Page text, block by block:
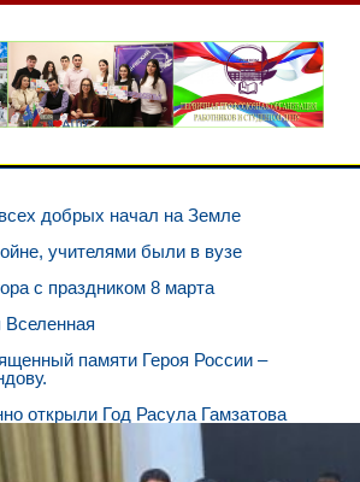
Профком
ДГПУ
добрых начал на Земле
учителями были в вузе
с праздником 8 марта
памяти Героя России –
открыли Год Расула Гамзатова